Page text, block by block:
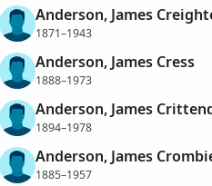
Anderson, James
1871–1943
Anderson, James Cress
1888–1973
Anderson, James
1894–1978
Anderson, James
1885–1957